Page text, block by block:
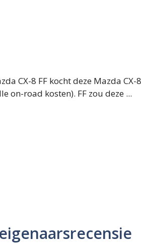
CX-8 FF kocht deze Mazda
on-road kosten). FF zou deze ...